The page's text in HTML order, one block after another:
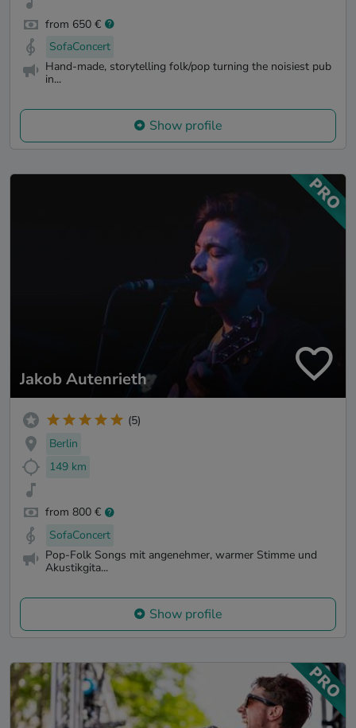
from 650 €
SofaConcert
Hand-made, storytelling folk/pop turning the noisiest pub
in...
Show profile
Jakob Autenrieth
(5)
Berlin
149 km
from 800 €
SofaConcert
Pop-Folk Songs mit angenehmer, warmer Stimme und
Akustikgita...
Show profile